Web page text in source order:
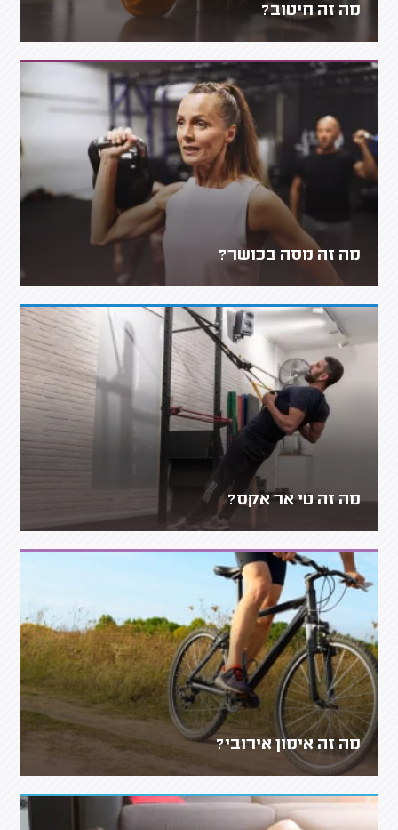
מה זה חיטוב?
מה זה מסה בכושר?
מה זה טי אר אקס?
מה זה אימון אירובי?